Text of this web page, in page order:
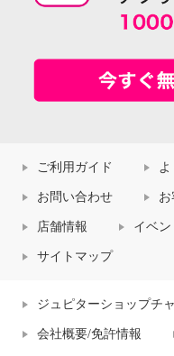
ご利用ガイド よ
お問い合わせ
店舗情報 イベ
サイトマップ
ジュピターショップチ
会社概要/免許情報